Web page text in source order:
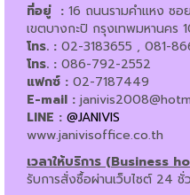
ที่อยู่ : 16 ถนนรามคำแหง ซอ
เขตบางกะปิ กรุงเทพมหานคร
โทร. : 02-3183655 , 081-
โทร. : 086-792-2552
แฟกซ์ : 02-7187449
E-mail :
LINE : @JANIVIS
www.janivisoffice.co.th
เวลาให้บริการ (Business
รับการสั่งซื้อผ่านเว็บไซต์ 24 ชั่